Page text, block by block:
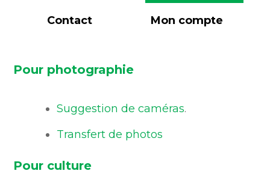
Contact Mon compte
Pour photographie
Suggestion de caméras.
Transfert de photos
Pour culture